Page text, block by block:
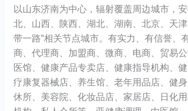
以山东济南为中心，辐射覆盖周边城市，
北、山西、陕西、湖北、湖南、北京、天
带一路”相关节点城市。有实力、有信誉、
商、代理商、加盟商、微商、电商、贸易
医馆、健康产品专卖店、健康指导机构、
疗康复器械店、养生馆、老年用品店、健
休所、美容院、化妆品店、家居店、日化